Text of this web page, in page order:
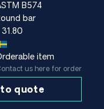
B574
bar
31.80
Orderable item
us here for order
quote